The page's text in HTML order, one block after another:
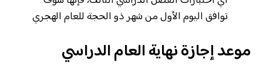
توافق اليوم الأول من شهر ذو الحجة للعام الهجري
موعد إجازة نهاية العام الدراسي